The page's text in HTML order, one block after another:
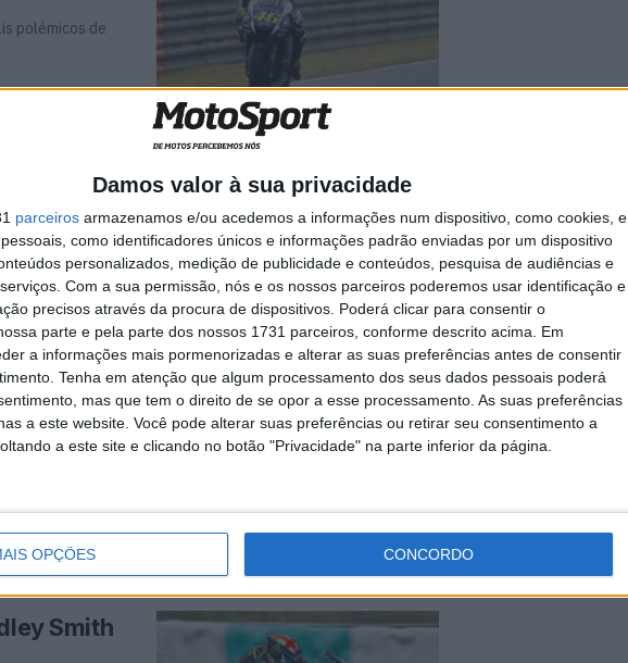
Damos valor à sua privacidade
parceiros armazenamos e/ou acedemos a informações num dispositivo, como cookies, e
como identificadores únicos e informações padrão enviadas por um dispositivo
personalizados, medição de publicidade e conteúdos, pesquisa de audiências e
Com a sua permissão, nós e os nossos parceiros poderemos usar identificação e
precisos através da procura de dispositivos. Poderá clicar para consentir o
parte e pela parte dos nossos 1731 parceiros, conforme descrito acima. Em
a informações mais pormenorizadas e alterar as suas preferências antes de consentir
Tenha em atenção que algum processamento dos seus dados pessoais poderá
mas que tem o direito de se opor a esse processamento. As suas preferências
a este website. Você pode alterar suas preferências ou retirar seu consentimento a
a este site e clicando no botão "Privacidade" na parte inferior da página.
OPÇÕES CONCORDO
polémicos de
moto
a sua
para a sua
Smith